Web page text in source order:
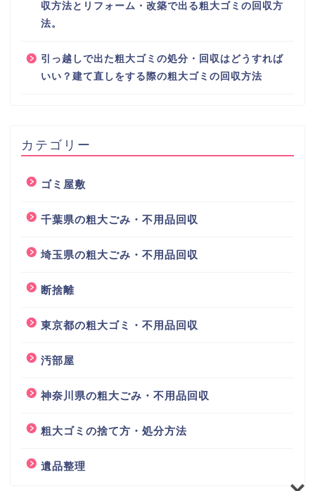
収方法とリフォーム・改築で出る粗大ゴミの回収方
法。
引っ越しで出た粗大ゴミの処分・回収はどうすれば
いい？建て直しをする際の粗大ゴミの回収方法
カテゴリー
ゴミ屋敷
千葉県の粗大ごみ・不用品回収
埼玉県の粗大ごみ・不用品回収
断捨離
東京都の粗大ゴミ・不用品回収
汚部屋
神奈川県の粗大ごみ・不用品回収
粗大ゴミの捨て方・処分方法
遺品整理